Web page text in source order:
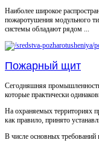
Наиболее широкое
пожаротушения модульного
системы обладают рядом ...
Пожарный щит
Сегодняшняя
которые практически
На охраняемых территориях
как правило, принято
В числе основных